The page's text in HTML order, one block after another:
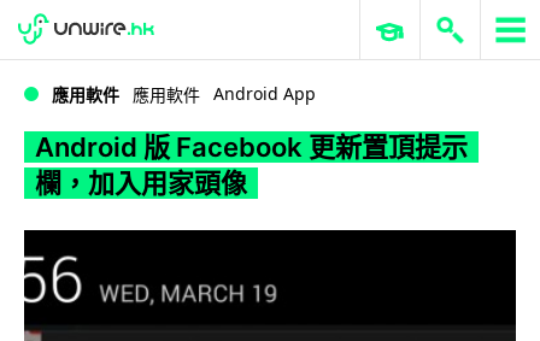
WWDC 2026 ERP 與商業 AI
應用軟件 應用軟件 Android App
Android 版 Facebook 更新置頂提示
欄，加入用家頭像